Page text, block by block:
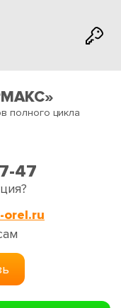
полного цикла
47
orel.ru